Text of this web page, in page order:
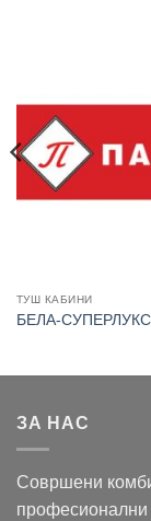
ТУШ КАБИНИ
БЕЛА-СУПЕРЛУКС
ЗА НАС
Совршени
професионални